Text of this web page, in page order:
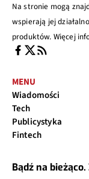
Na stronie mogą
wspierają jej
produktów. Więcej
MENU
Wiadomości
Tech
Publicystyka
Fintech
Bądź na